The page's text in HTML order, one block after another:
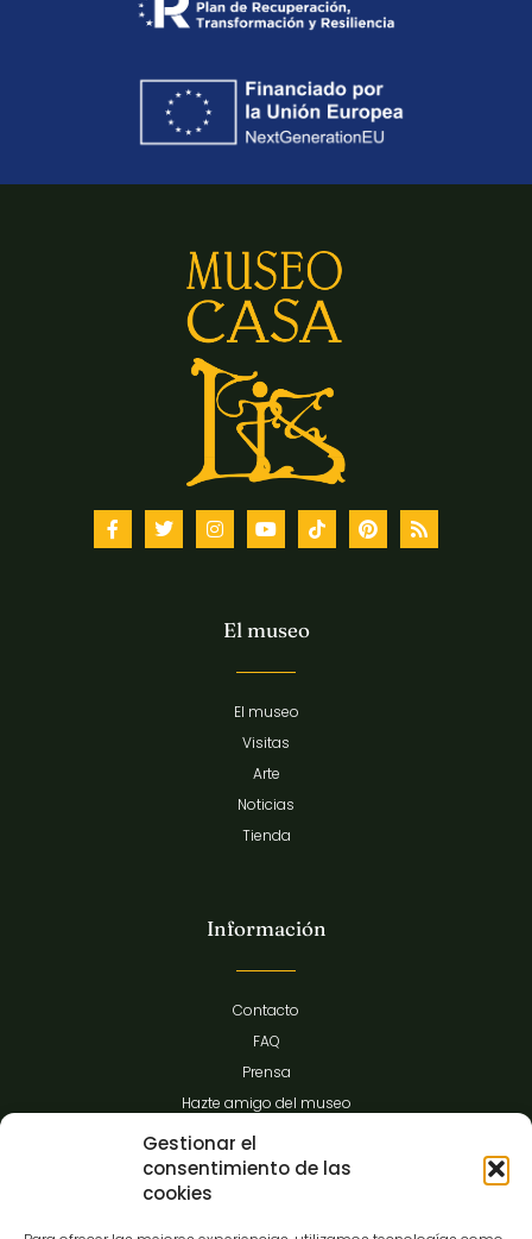
Gestionar el
consentimiento de las
cookies
El museo
El museo
Visitas
Arte
Noticias
Tienda
Información
Contacto
FAQ
Prensa
Hazte amigo del museo
Transparencia